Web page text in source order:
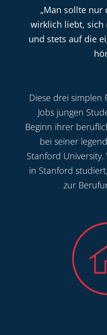
„Man sollte nur
wirklich liebt, sich
und stets auf die
Diese drei simplen
Jobs jungen
Beginn ihrer
bei seiner
Stanford
in Stanford
zur